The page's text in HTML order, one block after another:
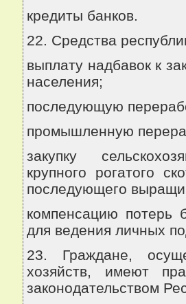
кредиты банков.
22. Средства
выплату надбавок к
населения;
последующую
промышленную
закупку
крупного рогатого
последующего
компенсацию потерь
для ведения личных
23. Граждане,
хозяйств, имеют
законодательством